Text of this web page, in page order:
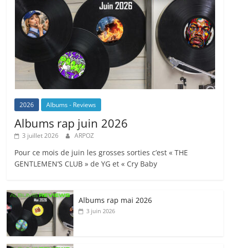
2026 Albums - Reviews
Albums rap juin 2026
3 juillet 2026 ARPOZ
Pour ce mois de juin les grosses sorties c’est « THE
GENTLEMEN’S CLUB » de YG et « Cry Baby
Albums rap mai 2026
3 juin 2026